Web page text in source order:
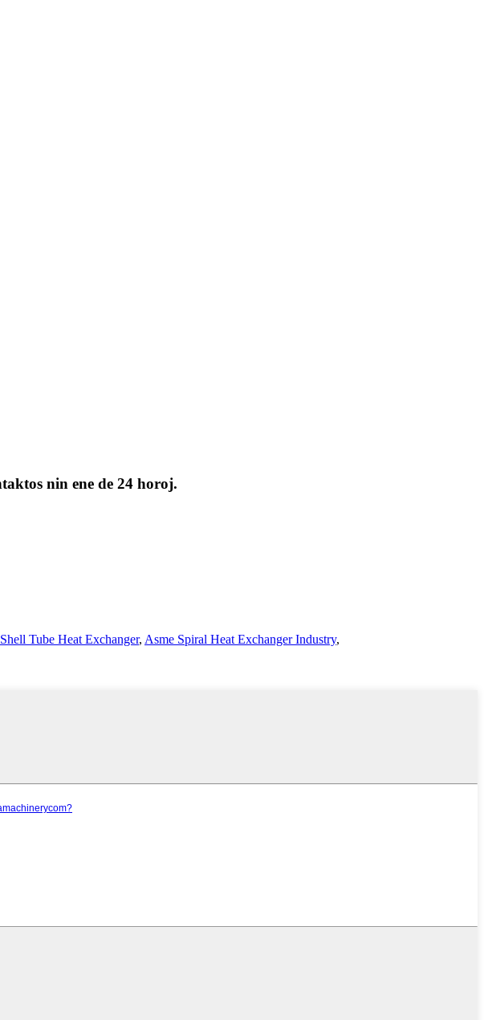
nin ene de 24 horoj.
Tube Heat Exchanger, Asme Spiral Heat Exchanger Industry,